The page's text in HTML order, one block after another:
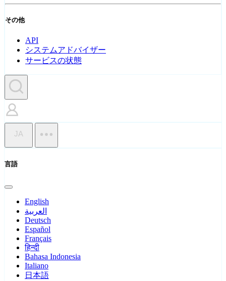
その他
API
システムアドバイザー
サービスの状態
JA
言語
English
العربية
Deutsch
Español
Français
हिन्दी
Bahasa Indonesia
Italiano
日本語